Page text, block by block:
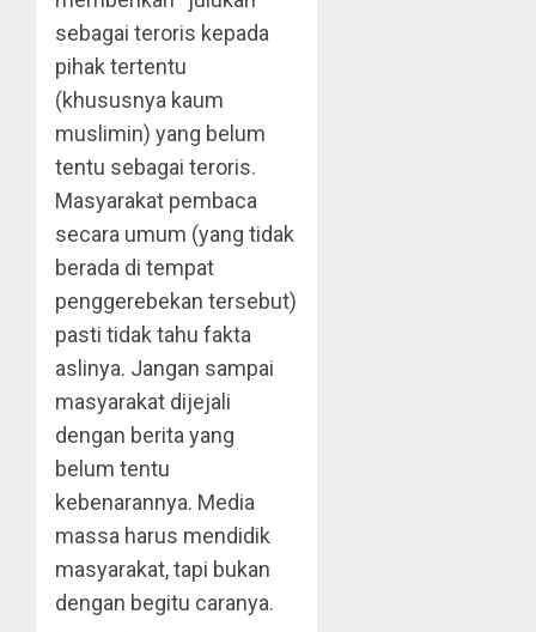
sebagai teroris kepada
pihak tertentu
(khususnya kaum
muslimin) yang belum
tentu sebagai teroris.
Masyarakat pembaca
secara umum (yang tidak
berada di tempat
penggerebekan tersebut)
pasti tidak tahu fakta
aslinya. Jangan sampai
masyarakat dijejali
dengan berita yang
belum tentu
kebenarannya. Media
massa harus mendidik
masyarakat, tapi bukan
dengan begitu caranya.